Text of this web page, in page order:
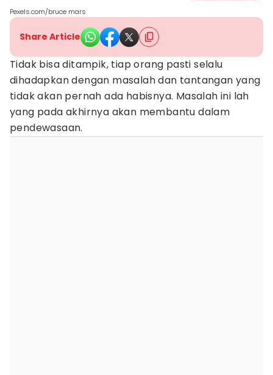
Pexels.com/bruce mars
Share Article
Tidak bisa ditampik, tiap orang pasti selalu
dihadapkan dengan masalah dan tantangan yang
tidak akan pernah ada habisnya. Masalah ini lah
yang pada akhirnya akan membantu dalam
pendewasaan.